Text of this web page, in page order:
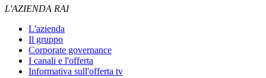
L'AZIENDA RAI
L'azienda
Il gruppo
Corporate governance
I canali e l'offerta
Informativa sull'offerta tv